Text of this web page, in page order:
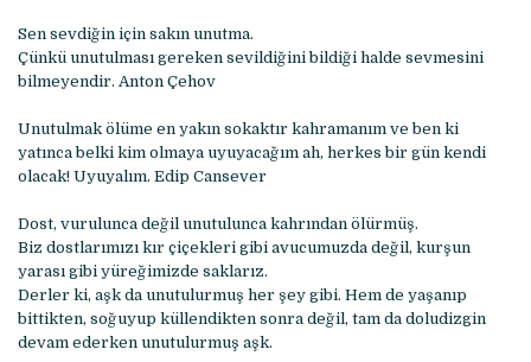
Sen sevdiğin için sakın unutma.
Çünkü unutulması gereken sevildiğini bildiği halde sevmesini
bilmeyendir. Anton Çehov
Unutulmak ölüme en yakın sokaktır kahramanım ve ben ki
yatınca belki kim olmaya uyuyacağım ah, herkes bir gün kendi
olacak! Uyuyalım. Edip Cansever
Dost, vurulunca değil unutulunca kahrından ölürmüş.
Biz dostlarımızı kır çiçekleri gibi avucumuzda değil, kurşun
yarası gibi yüreğimizde saklarız.
Derler ki, aşk da unutulurmuş her şey gibi. Hem de yaşanıp
bittikten, soğuyup küllendikten sonra değil, tam da doludizgin
devam ederken unutulurmuş aşk.